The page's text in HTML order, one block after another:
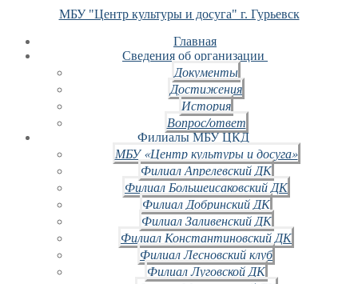
МБУ "Центр культуры и досуга" г. Гурьевск
Главная
Сведения об организации
Документы
Достижения
История
Вопрос/ответ
Филиалы МБУ ЦКД
МБУ «Центр культуры и досуга»
Филиал Апрелевский ДК
Филиал Большеисаковский ДК
Филиал Добринский ДК
Филиал Заливенский ДК
Филиал Константиновский ДК
Филиал Лесновский клуб
Филиал Луговской ДК